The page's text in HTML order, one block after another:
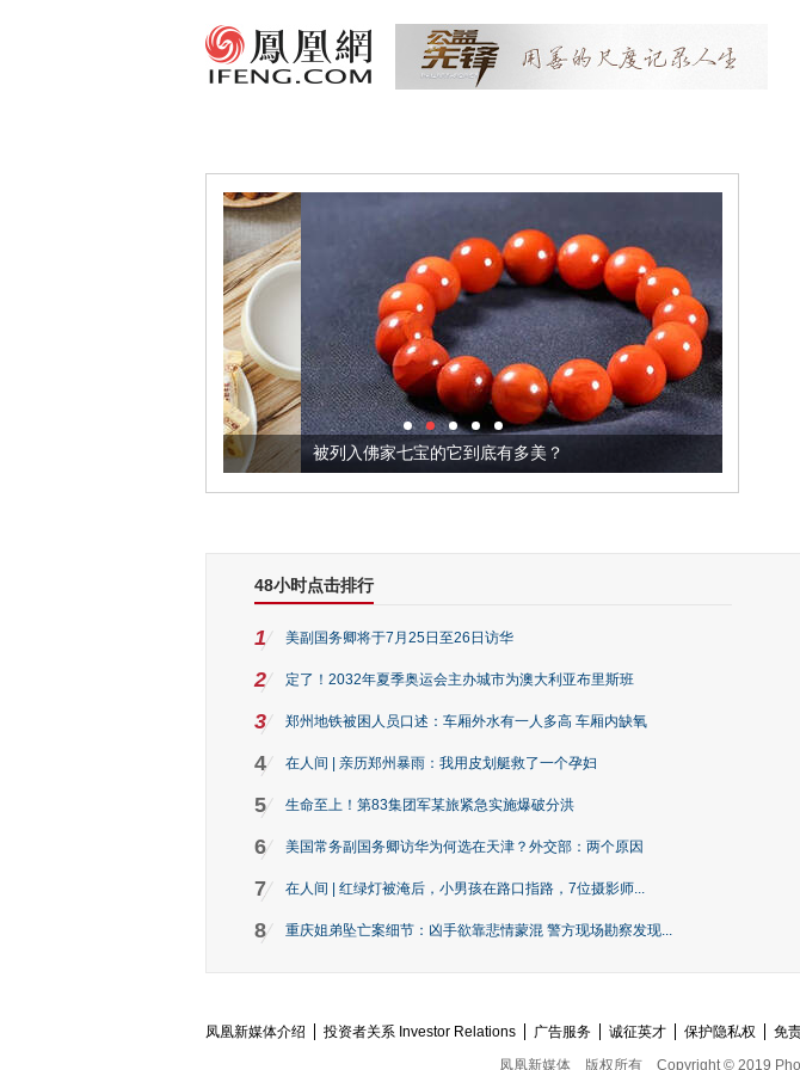
被列入佛家七宝的它到底有多美？ 这个
48小时点击排行
1 美副国务卿将于7月25日至26日访华
2 定了！2032年夏季奥运会主办城市为澳大利亚布里斯班
3 郑州地铁被困人员口述：车厢外水有一人多高 车厢内缺氧
4 在人间 | 亲历郑州暴雨：我用皮划艇救了一个孕妇
5 生命至上！第83集团军某旅紧急实施爆破分洪
6 美国常务副国务卿访华为何选在天津？外交部：两个原因
7 在人间 | 红绿灯被淹后，小男孩在路口指路，7位摄影师...
8 重庆姐弟坠亡案细节：凶手欲靠悲情蒙混 警方现场勘察发现...
凤凰新媒体介绍 投资者关系 Investor Relations 广告服务 诚征英才 保护隐私权 免
凤凰新媒体
版权所有 Copyright © 2019